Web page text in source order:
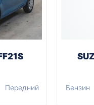
Передний Бензин